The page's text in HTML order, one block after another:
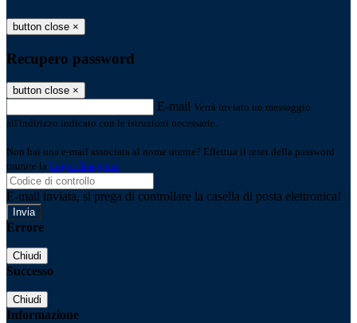
button close ×
Recupero password
button close ×
E-mail Verrà inviato un messaggio
all'indirizzo indicato con le istruzioni necessarie.
Non hai una e-mail associata al nome utente? Effettua il reset della password
tramite la Login Spaggiari
E-mail inviata, si prega di controllare la casella di posta elettronica!
Errore
Chiudi
Successo
Chiudi
Informazione